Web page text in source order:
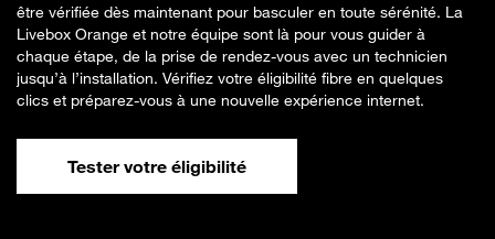
être vérifiée dès maintenant pour basculer en toute sérénité. La
Livebox Orange et notre équipe sont là pour vous guider à
chaque étape, de la prise de rendez-vous avec un technicien
jusqu’à l’installation. Vérifiez votre éligibilité fibre en quelques
clics et préparez-vous à une nouvelle expérience internet.
Tester votre éligibilité